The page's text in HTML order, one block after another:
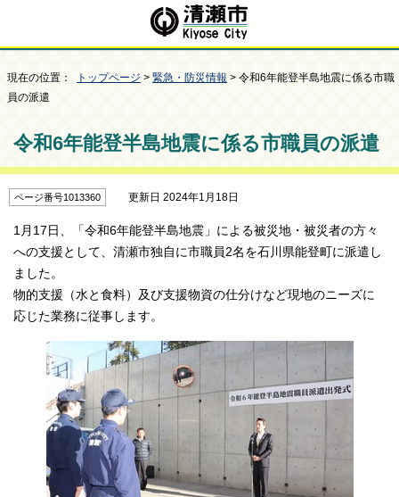
現在の位置： トップページ > 緊急・防災情報 > 令和6年能登半島地震に係る市職
員の派遣
令和6年能登半島地震に係る市職員の派遣
ページ番号1013360 更新日 2024年1月18日
1月17日、「令和6年能登半島地震」による被災地・被災者の方々
への支援として、清瀬市独自に市職員2名を石川県能登町に派遣し
ました。
物的支援（水と食料）及び支援物資の仕分けなど現地のニーズに
応じた業務に従事します。